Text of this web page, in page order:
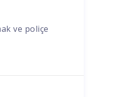
ve poliçe